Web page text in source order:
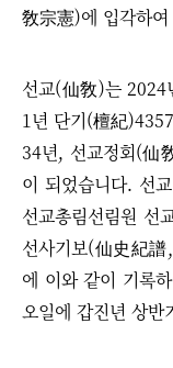
敎宗憲)에 입각하
선교(仙敎)는2024
1년 단기(檀紀
34년, 선교정회(仙
이 되었습니다. 선
선교총림선림원 선
선사기보(仙史紀
에 이와 같이 기록
오일에 갑진년 상반